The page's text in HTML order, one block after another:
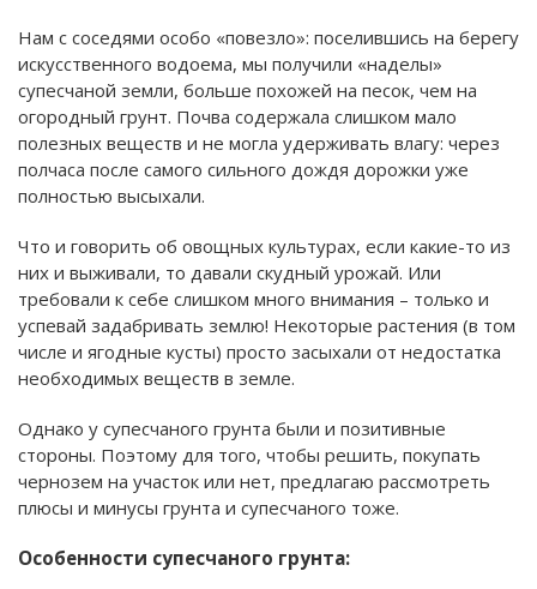
Нам с соседями особо «повезло»: поселившись на берегу
искусственного водоема, мы получили «наделы»
супесчаной земли, больше похожей на песок, чем на
огородный грунт. Почва содержала слишком мало
полезных веществ и не могла удерживать влагу: через
полчаса после самого сильного дождя дорожки уже
полностью высыхали.
Что и говорить об овощных культурах, если какие-то из
них и выживали, то давали скудный урожай. Или
требовали к себе слишком много внимания – только и
успевай задабривать землю! Некоторые растения (в том
числе и ягодные кусты) просто засыхали от недостатка
необходимых веществ в земле.
Однако у супесчаного грунта были и позитивные
стороны. Поэтому для того, чтобы решить, покупать
чернозем на участок или нет, предлагаю рассмотреть
плюсы и минусы грунта и супесчаного тоже.
Особенности супесчаного грунта: